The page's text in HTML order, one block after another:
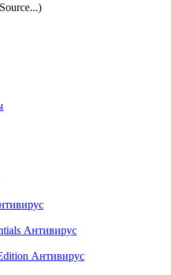
Антивирус
Антивирус